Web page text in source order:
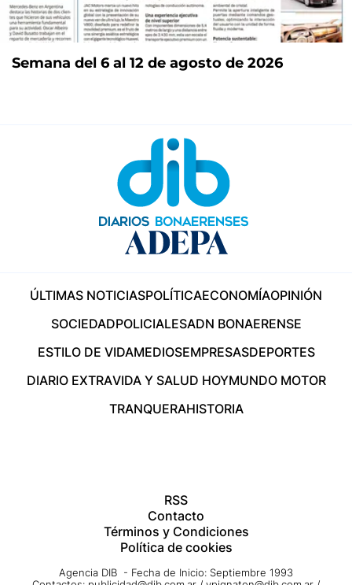
Semana del 6 al 12 de agosto de 2026
ÚLTIMAS NOTICIASPOLÍTICAECONOMÍAOPINIÓN
SOCIEDADPOLICIALESADN BONAERENSE
ESTILO DE VIDAMEDIOSEMPRESASDEPORTES
DIARIO EXTRAVIDA Y SALUD HOYMUNDO MOTOR
TRANQUERAHISTORIA
RSS
Contacto
Términos y Condiciones
Política de cookies
Agencia DIB - Fecha de Inicio: Septiembre 1993